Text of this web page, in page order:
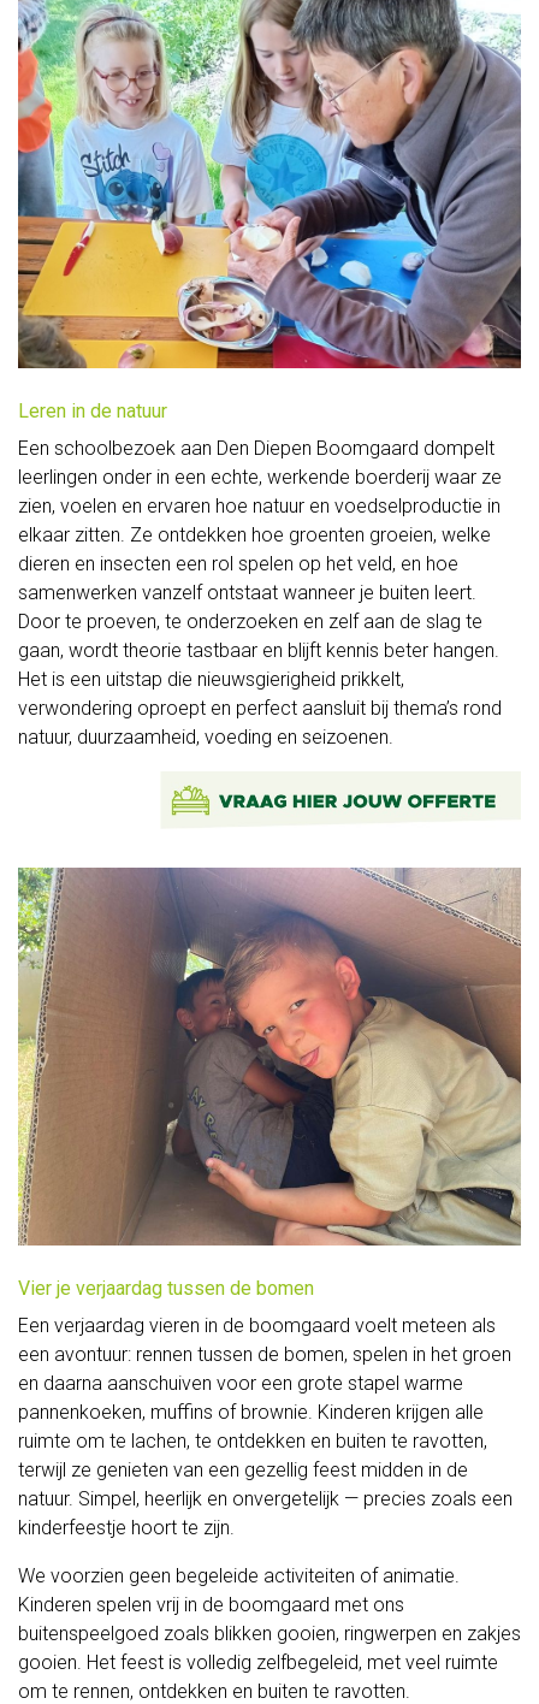
en
workshops
Feest
op
ons
Voor
kinderen
Heerlijk
van
bij
ons
Fruit
op
het
Zelfoogst
Groenteabonnement
Fruitabonnement
Huisgemaakte
Voor
bedrijven
Geschenkmanden
Relatiegeschenken
Zaalverhuur
Vergaderen
en
recepties
Feest
Koffietafels
Catering
Leren in de natuur
Een schoolbezoek aan Den Diepen Boomgaard dompelt
leerlingen onder in een echte, werkende boerderij waar ze
zien, voelen en ervaren hoe natuur en voedselproductie in
elkaar zitten. Ze ontdekken hoe groenten groeien, welke
dieren en insecten een rol spelen op het veld, en hoe
samenwerken vanzelf ontstaat wanneer je buiten leert.
Door te proeven, te onderzoeken en zelf aan de slag te
gaan, wordt theorie tastbaar en blijft kennis beter hangen.
Het is een uitstap die nieuwsgierigheid prikkelt,
verwondering oproept en perfect aansluit bij thema’s rond
natuur, duurzaamheid, voeding en seizoenen.
Vier je verjaardag tussen de bomen
Een verjaardag vieren in de boomgaard voelt meteen als
een avontuur: rennen tussen de bomen, spelen in het groen
en daarna aanschuiven voor een grote stapel warme
pannenkoeken, muffins of brownie. Kinderen krijgen alle
ruimte om te lachen, te ontdekken en buiten te ravotten,
terwijl ze genieten van een gezellig feest midden in de
natuur. Simpel, heerlijk en onvergetelijk — precies zoals een
kinderfeestje hoort te zijn.
We voorzien geen begeleide activiteiten of animatie.
Kinderen spelen vrij in de boomgaard met ons
buitenspeelgoed zoals blikken gooien, ringwerpen en zakjes
gooien. Het feest is volledig zelfbegeleid, met veel ruimte
om te rennen, ontdekken en buiten te ravotten.